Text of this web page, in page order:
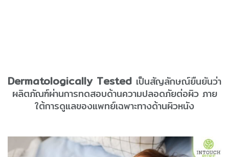
Dermatologically Tested เป็นสัญลักษณ์ยืนยันว่า
ผลิตภัณฑ์ผ่านการทดสอบด้านความปลอดภัยต่อผิว ภาย
ใต้การดูแลของแพทย์เฉพาะทางด้านผิวหนัง